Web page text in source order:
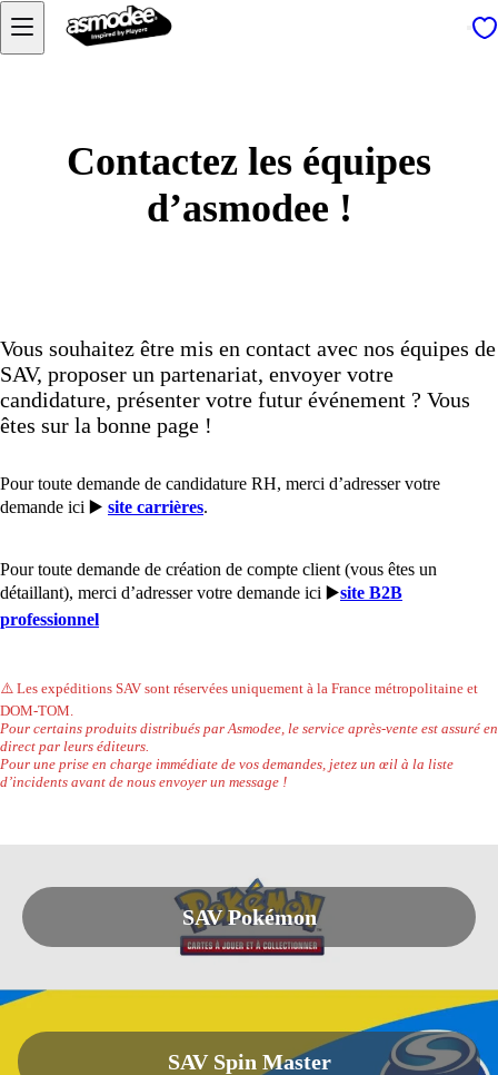
Contactez les équipes
d’asmodee !
Vous souhaitez être mis en contact avec nos équipes de
SAV, proposer un partenariat, envoyer votre
candidature, présenter votre futur événement ? Vous
êtes sur la bonne page !
Pour toute demande de candidature RH, merci d’adresser votre
demande ici ▶️ site carrières.
Pour toute demande de création de compte client (vous êtes un
détaillant), merci d’adresser votre demande ici ▶️site B2B
professionnel
⚠️ Les expéditions SAV sont réservées uniquement à la France métropolitaine et
DOM-TOM.
Pour certains produits distribués par Asmodee, le service après-vente est assuré en
direct par leurs éditeurs.
Pour une prise en charge immédiate de vos demandes, jetez un œil à la liste
d’incidents avant de nous envoyer un message !
SAV Pokémon
SAV Spin Master